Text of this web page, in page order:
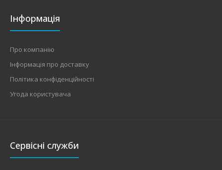
Інформація
Про компанію
Інформація про доставку
Політика конфіденційності
Угода користувача
Сервісні служби